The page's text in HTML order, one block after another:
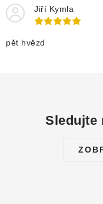
Jiří Kymla
pět hvězd
Sledujte